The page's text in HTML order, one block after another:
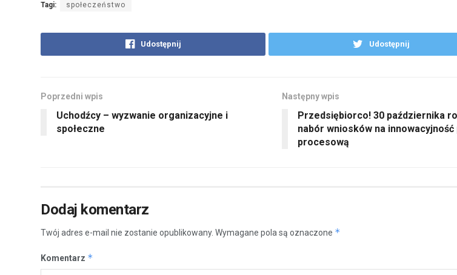
Tagi: społeczeństwo
Udostępnij Udostępnij
Poprzedni wpis
Uchodźcy – wyzwanie organizacyjne i
społeczne
Następny wpis
Przedsiębiorco! 30 października
nabór wniosków na
procesową
Dodaj komentarz
Twój adres e-mail nie zostanie opublikowany. Wymagane pola są oznaczone *
Komentarz *